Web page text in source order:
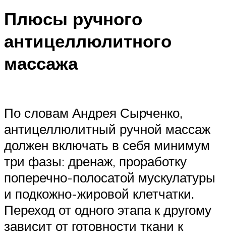
Плюсы ручного
антицеллюлитного
массажа
По словам Андрея Сырченко,
антицеллюлитный ручной массаж
должен включать в себя минимум
три фазы: дренаж, проработку
поперечно-полосатой мускулатуры
и подкожно-жировой клетчатки.
Переход от одного этапа к другому
зависит от готовности ткани к